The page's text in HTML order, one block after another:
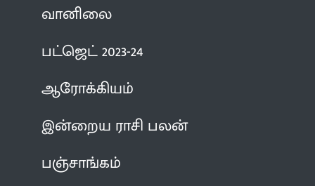
வானிலை
பட்ஜெட் 2023-24
ஆரோக்கியம்
இன்றைய ராசி பலன்
பஞ்சாங்கம்